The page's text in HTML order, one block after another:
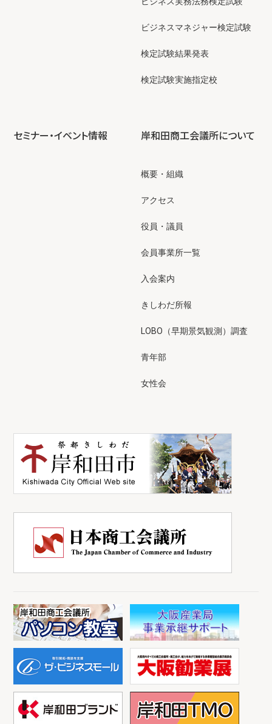
ビジネスマネジャー検定試験
検定試験結果発表
検定試験実施指定校
セミナー・イベント情報 岸和田商工会議所について
概要・組織
アクセス
役員・議員
会員事業所一覧
入会案内
きしわだ所報
LOBO（早期景気観測）調査
青年部
女性会